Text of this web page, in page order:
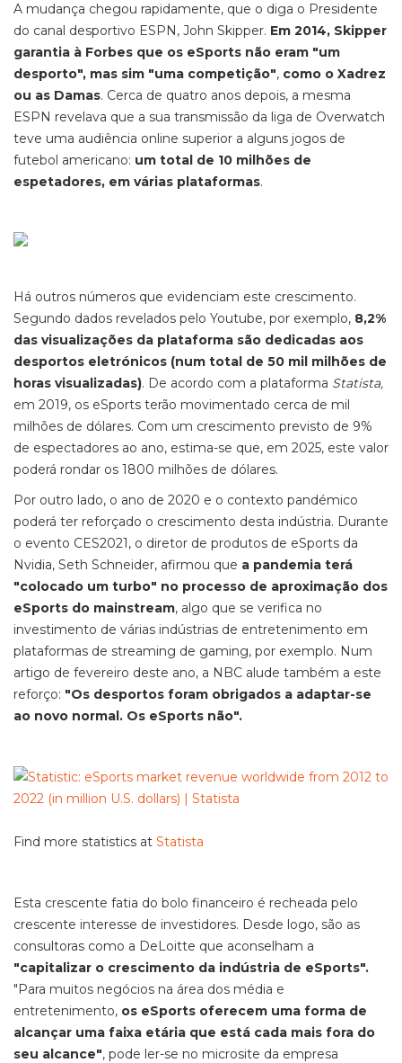
A mudança chegou rapidamente, que o diga o Presidente
do canal desportivo ESPN, John Skipper. Em 2014, Skipper
garantia à Forbes que os eSports não eram "um
desporto", mas sim "uma competição", como o Xadrez
ou as Damas. Cerca de quatro anos depois, a mesma
ESPN revelava que a sua transmissão da liga de Overwatch
teve uma audiência online superior a alguns jogos de
futebol americano: um total de 10 milhões de
espetadores, em várias plataformas.
Há outros números que evidenciam este crescimento.
Segundo dados revelados pelo Youtube, por exemplo, 8,2%
das visualizações da plataforma são dedicadas aos
desportos eletrónicos (num total de 50 mil milhões de
horas visualizadas). De acordo com a plataforma Statista,
em 2019, os eSports terão movimentado cerca de mil
milhões de dólares. Com um crescimento previsto de 9%
de espectadores ao ano, estima-se que, em 2025, este valor
poderá rondar os 1800 milhões de dólares.
Por outro lado, o ano de 2020 e o contexto pandémico
poderá ter reforçado o crescimento desta indústria. Durante
o evento CES2021, o diretor de produtos de eSports da
Nvidia, Seth Schneider, afirmou que a pandemia terá
"colocado um turbo" no processo de aproximação dos
eSports do mainstream, algo que se verifica no
investimento de várias indústrias de entretenimento em
plataformas de streaming de gaming, por exemplo. Num
artigo de fevereiro deste ano, a NBC alude também a este
reforço: "Os desportos foram obrigados a adaptar-se
ao novo normal. Os eSports não".
Find more statistics at Statista
Esta crescente fatia do bolo financeiro é recheada pelo
crescente interesse de investidores. Desde logo, são as
consultoras como a DeLoitte que aconselham a
"capitalizar o crescimento da indústria de eSports".
"Para muitos negócios na área dos média e
entretenimento, os eSports oferecem uma forma de
alcançar uma faixa etária que está cada mais fora do
seu alcance", pode ler-se no microsite da empresa